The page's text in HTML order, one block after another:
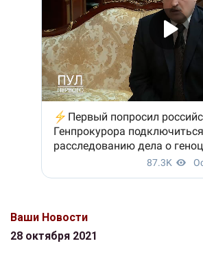
Ваши Новости
28 октября 2021